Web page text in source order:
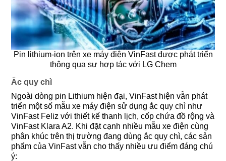
Pin lithium-ion trên xe máy điện VinFast được phát triển
thông qua sự hợp tác với LG Chem
Ắc quy chì
Ngoài dòng pin Lithium hiện đại, VinFast hiện vẫn phát
triển một số mẫu xe máy điện sử dụng ắc quy chì như
VinFast Feliz với thiết kế thanh lịch, cốp chứa đồ rộng và
VinFast Klara A2. Khi đặt cạnh nhiều mẫu xe điện cùng
phân khúc trên thị trường đang dùng ắc quy chì, các sản
phẩm của VinFast vẫn cho thấy nhiều ưu điểm đáng chú
ý: